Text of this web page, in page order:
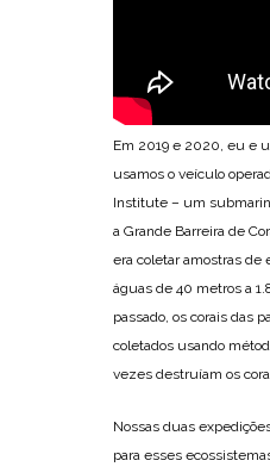
Em 2019 e 2020, eu e
usamos o veículo
Institute – um
a Grande Barreira de
era coletar amostras de
águas de 40 metros a
passado, os corais das
coletados usando
vezes destruíam os
Nossas duas
para esses